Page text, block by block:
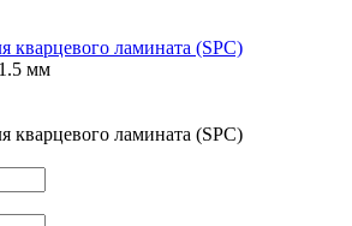
кварцевого ламината (SPC)
мм
кварцевого ламината (SPC)